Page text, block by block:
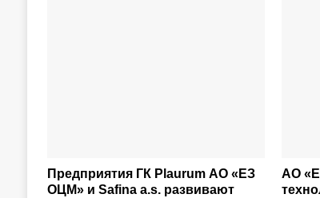
Предприятия ГК Plaurum АО «ЕЗ
ОЦМ» и Safina a.s. развивают
АО